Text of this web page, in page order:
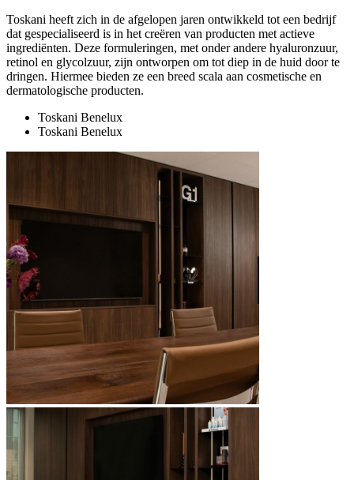
Toskani heeft zich in de afgelopen jaren ontwikkeld tot een bedrijf
dat gespecialiseerd is in het creëren van producten met actieve
ingrediënten. Deze formuleringen, met onder andere hyaluronzuur,
retinol en glycolzuur, zijn ontworpen om tot diep in de huid door te
dringen. Hiermee bieden ze een breed scala aan cosmetische en
dermatologische producten.
Toskani Benelux
Toskani Benelux